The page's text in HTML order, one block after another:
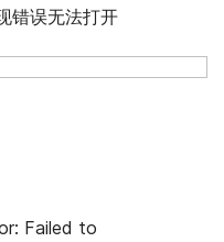
错误无法打开
Failed to